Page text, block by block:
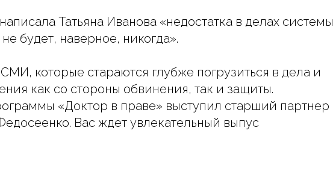
Татьяна Иванова «недостатка в делах системы
будет, наверное, никогда».
которые стараются глубже погрузиться в дела и
как со стороны обвинения, так и защиты.
«Доктор в праве» выступил старший партнер
Вас ждет увлекательный выпус